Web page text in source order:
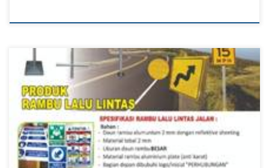
Pabrik Rambu Lalu Lintas Papua, Harga Rambu Lalu Lintas
Maluku Utara, Distributor Rambu Lalu Lintas Kalimantan
TKDN E Katalog Rambu lalu lintas berfungsi sebagai media
informasi yang membantu menciptakan keamanan dan
ketertiban di jalan raya. Produk dibuat menggunakan material
berkualitas tinggi agar tahan terhadap panas, hujan, dan
penggunaan dalam jangka […]